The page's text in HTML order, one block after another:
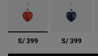
seleccionado
S/ 399 S/ 399